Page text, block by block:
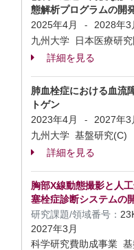
態解析プログラムの開
2025年4月
-
2028年3
九州大学 日本医療研
詳細を見る
肺血栓症における血流
トゲン
2023年4月
-
2027年3
九州大学 基盤研究(C)
詳細を見る
胸部X線動態撮影と人
塞栓症診断システムの
研究課題/領域番号：
2027年3月
科学研究費助成事業